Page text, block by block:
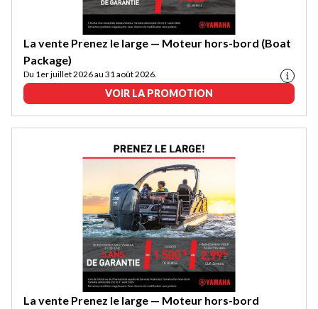
La vente Prenez le large — Moteur hors-bord (Boat
Package)
Du 1er juillet 2026 au 31 août 2026.
VOIR LA PROMOTION
La vente Prenez le large — Moteur hors-bord